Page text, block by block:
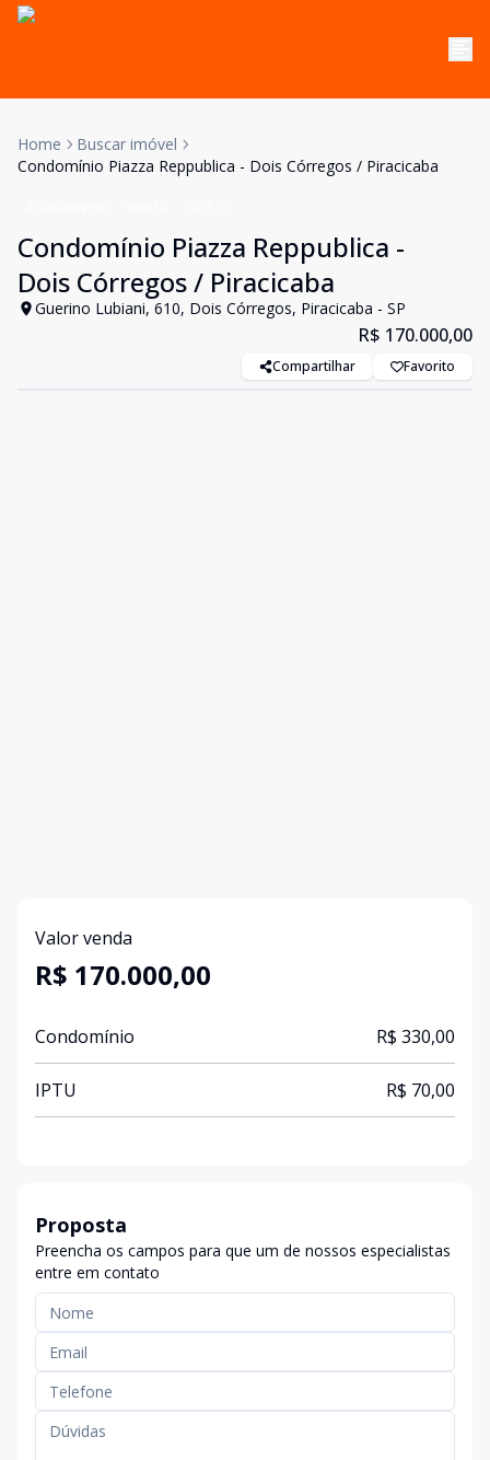
Home
Buscar imóvel
Condomínio Piazza Reppublica - Dois Córregos / Piracicaba
Condomínio Piazza Reppublica -
Dois Córregos / Piracicaba
Guerino Lubiani, 610, Dois Córregos, Piracicaba - SP
R$ 170.000,00
Compartilhar Favorito
Valor venda
R$ 170.000,00
Condomínio R$ 330,00
IPTU R$ 70,00
Proposta
Preencha os campos para que um de nossos especialistas
entre em contato